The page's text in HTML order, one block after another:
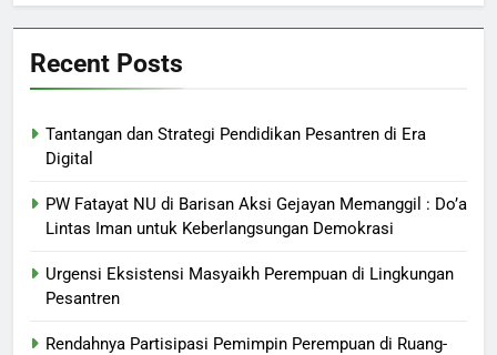
Recent Posts
Tantangan dan Strategi Pendidikan Pesantren di Era
Digital
PW Fatayat NU di Barisan Aksi Gejayan Memanggil : Do’a
Lintas Iman untuk Keberlangsungan Demokrasi
Urgensi Eksistensi Masyaikh Perempuan di Lingkungan
Pesantren
Rendahnya Partisipasi Pemimpin Perempuan di Ruang-